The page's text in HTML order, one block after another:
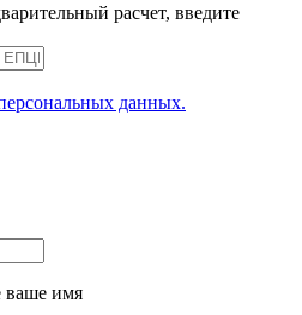
расчет, введите
данных.
ваше имя